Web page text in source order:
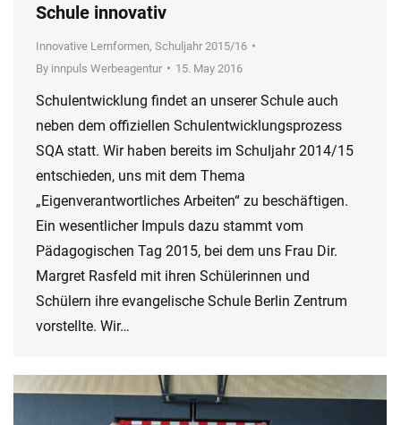
Schule innovativ
Innovative Lernformen, Schuljahr 2015/16
By innpuls Werbeagentur 15. May 2016
Schulentwicklung findet an unserer Schule auch
neben dem offiziellen Schulentwicklungsprozess
SQA statt. Wir haben bereits im Schuljahr 2014/15
entschieden, uns mit dem Thema
„Eigenverantwortliches Arbeiten“ zu beschäftigen.
Ein wesentlicher Impuls dazu stammt vom
Pädagogischen Tag 2015, bei dem uns Frau Dir.
Margret Rasfeld mit ihren Schülerinnen und
Schülern ihre evangelische Schule Berlin Zentrum
vorstellte. Wir…